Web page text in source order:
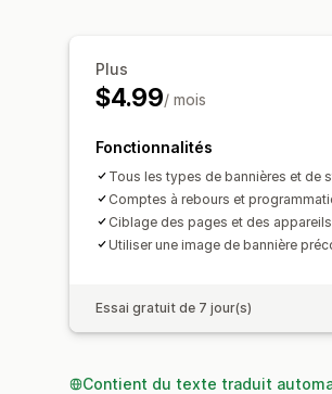
Plus
$4.99/ mois
Fonctionnalités
Tous les types de bannières et de
Comptes à rebours et
Ciblage des pages et des appareils
Utiliser une image de bannière
Essai gratuit de 7 jour(s)
Contient du texte traduit